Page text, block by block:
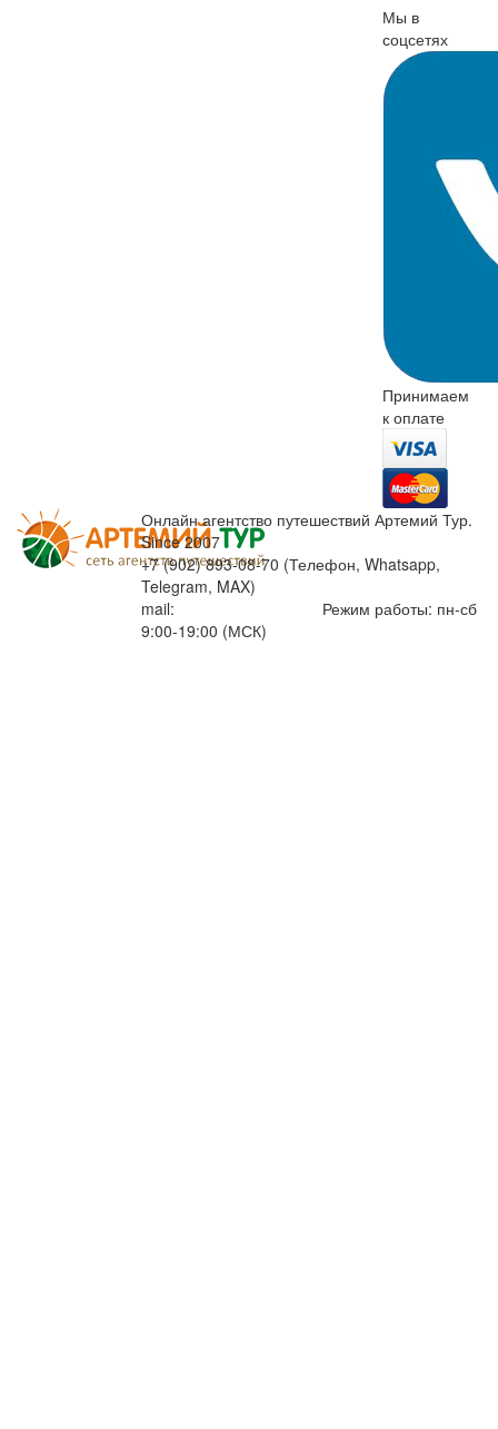
Мы в
соцсетях
Принимаем
к оплате
Онлайн агентство путешествий Артемий Тур.
Since 2007
+7 (902) 893-08-70 (Телефон, Whatsapp,
Telegram, MAX)
mail:
Режим работы: пн-сб
9:00-19:00 (МСК)